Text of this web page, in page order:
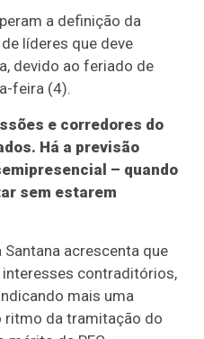
a definição da
líderes que deve
devido ao feriado de
feira (4).
e corredores do
Há a previsão
– quando
sem estarem
acrescenta que
contraditórios,
mais uma
ritmo da tramitação do